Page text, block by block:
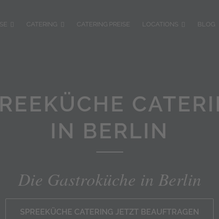
CATERING CATERING PREISE LOCATIONS BLOG
IN BERLIN
Die Gastroküche in Berlin
SPREEKÜCHE CATERING JETZT BEAUFTRAGEN